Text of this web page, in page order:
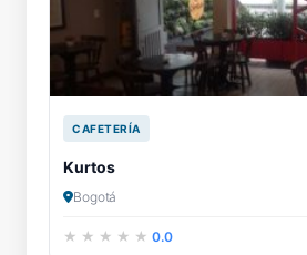
CAFETERÍA
Kurtos
Bogotá
0.0